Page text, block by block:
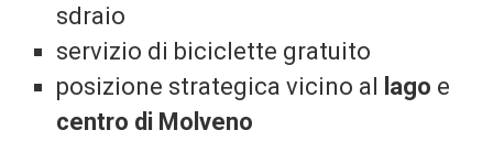
sdraio
servizio di biciclette gratuito
posizione strategica vicino al lago e
centro di Molveno